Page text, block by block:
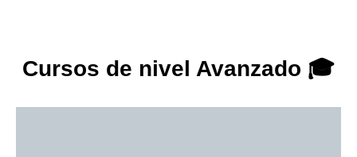
Cursos de nivel Avanzado 🎓